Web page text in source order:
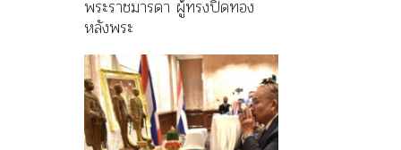
พระราชมารดา ผู้ทรงปิดทอง
หลังพระ